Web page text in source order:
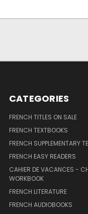
CATEGORIES
FRENCH TITLES ON SALE
FRENCH TEXTBOOKS
FRENCH SUPPLEMENTARY
FRENCH EASY READERS
CAHIER DE VACANCES -
WORKBOOK
FRENCH LITERATURE
FRENCH AUDIOBOOKS